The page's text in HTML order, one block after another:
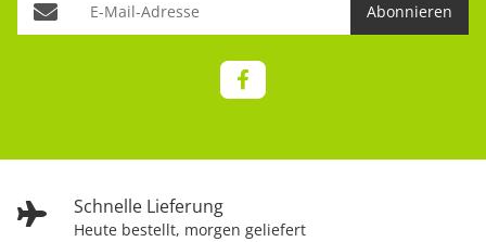
Schnelle Lieferung
Heute bestellt, morgen geliefert
Abonnieren